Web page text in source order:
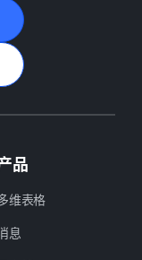
品
维表格
息